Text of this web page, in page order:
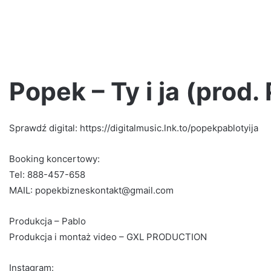
Popek – Ty i ja (prod.
Sprawdź digital: https://digitalmusic.lnk.to/popekpablotyija
Booking koncertowy:
Tel: 888-457-658
MAIL: popekbizneskontakt@gmail.com
Produkcja – Pablo
Produkcja i montaż video – GXL PRODUCTION
Instagram:
Kaz
Trash
vol.
Kaz Bałagane – Trash talk vol. 1